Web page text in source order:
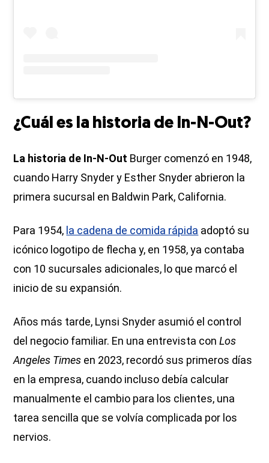
¿Cuál es la historia de In-N-Out?
La historia de In-N-Out Burger comenzó en 1948,
cuando Harry Snyder y Esther Snyder abrieron la
primera sucursal en Baldwin Park, California.
Para 1954, la cadena de comida rápida adoptó su
icónico logotipo de flecha y, en 1958, ya contaba
con 10 sucursales adicionales, lo que marcó el
inicio de su expansión.
Años más tarde, Lynsi Snyder asumió el control
del negocio familiar. En una entrevista conLos
Angeles Times en 2023, recordó sus primeros días
en la empresa, cuando incluso debía calcular
manualmente el cambio para los clientes, una
tarea sencilla que se volvía complicada por los
nervios.